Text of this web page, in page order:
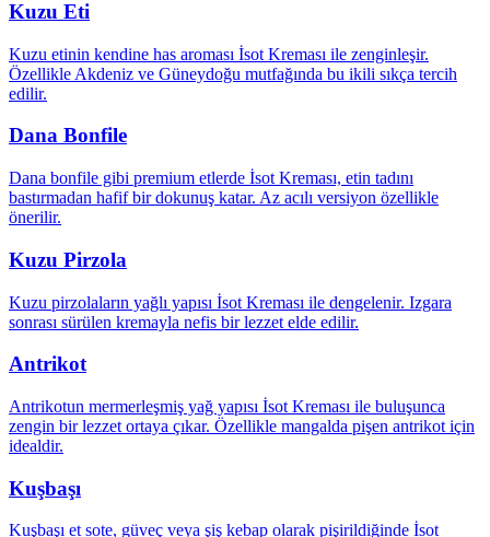
Kuzu Eti
Kuzu etinin kendine has aroması İsot Kreması ile zenginleşir.
Özellikle Akdeniz ve Güneydoğu mutfağında bu ikili sıkça tercih
edilir.
Dana Bonfile
Dana bonfile gibi premium etlerde İsot Kreması, etin tadını
bastırmadan hafif bir dokunuş katar. Az acılı versiyon özellikle
önerilir.
Kuzu Pirzola
Kuzu pirzolaların yağlı yapısı İsot Kreması ile dengelenir. Izgara
sonrası sürülen kremayla nefis bir lezzet elde edilir.
Antrikot
Antrikotun mermerleşmiş yağ yapısı İsot Kreması ile buluşunca
zengin bir lezzet ortaya çıkar. Özellikle mangalda pişen antrikot için
idealdir.
Kuşbaşı
Kuşbaşı et sote, güveç veya şiş kebap olarak pişirildiğinde İsot